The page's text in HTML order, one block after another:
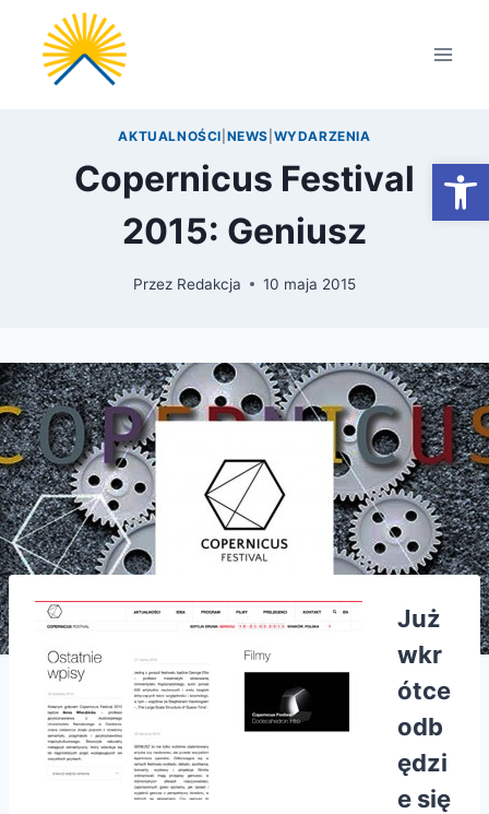
Przejdź
treści
AKTUALNOŚCI NEWS WYDARZENIA
Copernicus Festival
2015: Geniusz
Przez Redakcja 10 maja 2015
Już
wkr
ótce
odb
ędzi
e się